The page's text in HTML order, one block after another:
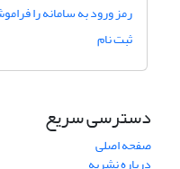
رمز ورود به سامانه را
ثبت نام
دسترسی سریع
صفحه اصلی